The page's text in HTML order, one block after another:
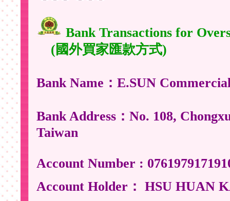
Bank Transactions for
(國外買家匯款方式)
Bank Name：E.SUN
Bank Address：No. 108,
Taiwan
Account Number :
Account Holder： HSU HUAN